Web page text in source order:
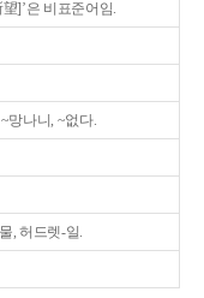
望]’은 비표준어임.
망나니, ~없다.
, 허드렛-일.